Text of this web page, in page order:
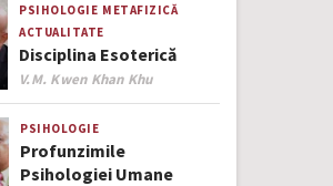
PSIHOLOGIE METAFIZICĂ
ACTUALITATE
Disciplina Esoterică
Author
V.M. Kwen Khan Khu
PSIHOLOGIE
Profunzimile
Psihologiei Umane